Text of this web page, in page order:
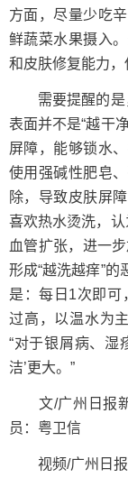
方面，尽量少吃
鲜蔬菜水果摄入
和皮肤修复能力，
需要提醒的是，
表面并不是“越干
屏障，能够锁水
使用强碱性肥皂
除，导致皮肤屏
喜欢热水烫洗，认
血管扩张，进一
形成“越洗越痒”
是：每日1次即可
过高，以温水为
“对于银屑病、湿
洁’更大。”
文/广州日报新
员：粤卫信
视频/广州日报